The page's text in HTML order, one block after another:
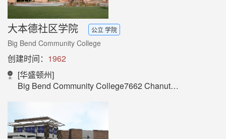
大本德社区学院 公立 学院
Big Bend Community College
创建时间： 1962
[华盛顿州]
Big Bend Community College7662 Chanute StreetNE Moses LakeWA 98837